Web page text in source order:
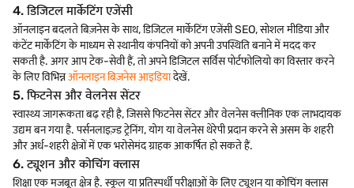
4. डिजिटल मार्केटिंग एजेंसी
ऑनलाइन बदलते बिज़नेस के साथ, डिजिटल मार्केटिंग एजेंसी SEO, सोशल मीडिया और
कंटेंट मार्केटिंग के माध्यम से स्थानीय कंपनियों को अपनी उपस्थिति बनाने में मदद कर
सकती है. अगर आप टेक-सेवी हैं, तो अपने डिजिटल सर्विस पोर्टफोलियो का विस्तार करने
के लिए विभिन्नऑनलाइन बिज़नेस आइडियादेखें.
5. फिटनेस और वेलनेस सेंटर
स्वास्थ्य जागरूकता बढ़ रही है, जिससे फिटनेस सेंटर और वेलनेस क्लीनिक एक लाभदायक
उद्यम बन गया है. पर्सनलाइज़्ड ट्रेनिंग, योग या वेलनेस थेरेपी प्रदान करने से असम के शहरी
और अर्ध-शहरी क्षेत्रों में एक भरोसेमंद ग्राहक आकर्षित हो सकते हैं.
6. ट्यूशन और कोचिंग क्लास
शिक्षा एक मजबूत क्षेत्र है. स्कूल या प्रतिस्पर्धी परीक्षाओं के लिए ट्यूशन या कोचिंग क्लास